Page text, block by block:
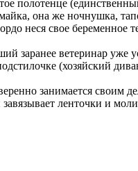
полотенце
она же ночнушка,
неся свое беременное
ветеринар уже
(хозяйский
занимается своим
ленточки и